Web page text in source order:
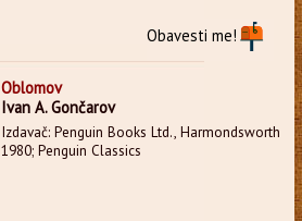
Obavesti me!
Oblomov
Ivan A. Gončarov
Izdavač: Penguin Books Ltd., Harmondsworth
1980; Penguin Classics